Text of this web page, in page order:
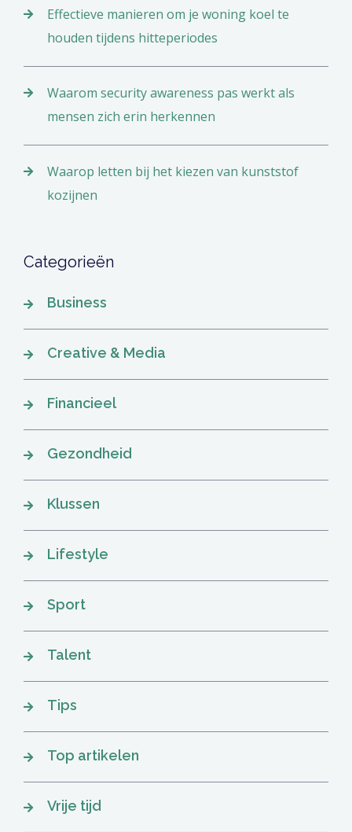
Effectieve manieren om je woning koel te
houden tijdens hitteperiodes
Waarom security awareness pas werkt als
mensen zich erin herkennen
Waarop letten bij het kiezen van kunststof
kozijnen
Categorieën
Business
Creative & Media
Financieel
Gezondheid
Klussen
Lifestyle
Sport
Talent
Tips
Top artikelen
Vrije tijd